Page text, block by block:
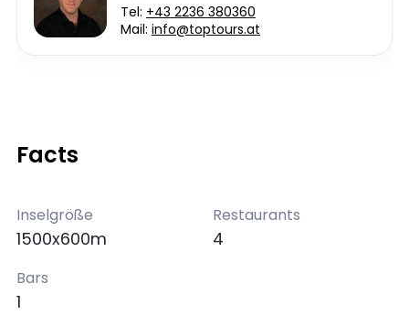
Tel: +43 2236 380360
Mail: info@toptours.at
Facts
Inselgröße
1500x600m
Restaurants
4
Bars
1